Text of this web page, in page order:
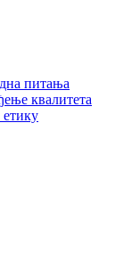
питања
квалитета